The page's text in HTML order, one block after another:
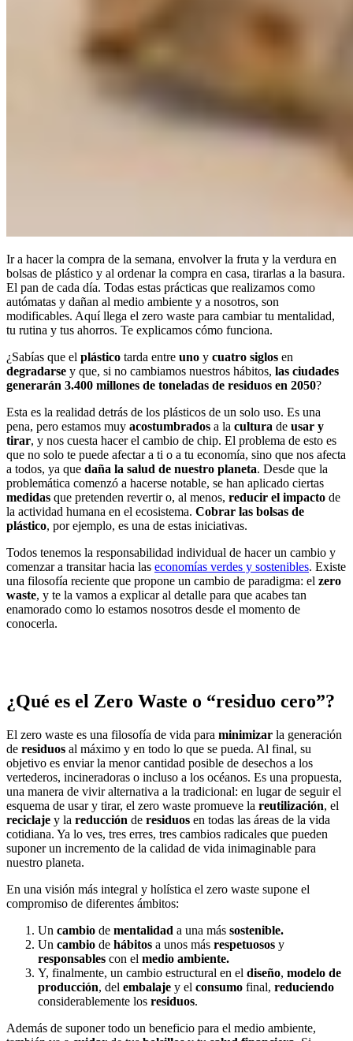
Ir a hacer la compra de la semana, envolver la fruta y la verdura en
bolsas de plástico y al ordenar la compra en casa, tirarlas a la basura.
El pan de cada día. Todas estas prácticas que realizamos como
autómatas y dañan al medio ambiente y a nosotros, son
modificables. Aquí llega el zero waste para cambiar tu mentalidad,
tu rutina y tus ahorros. Te explicamos cómo funciona.
¿Sabías que el plástico tarda entre uno y cuatro siglos en
degradarse y que, si no cambiamos nuestros hábitos, las ciudades
generarán 3.400 millones de toneladas de residuos en 2050?
Esta es la realidad detrás de los plásticos de un solo uso. Es una
pena, pero estamos muy acostumbrados a la cultura de usar y
tirar, y nos cuesta hacer el cambio de chip. El problema de esto es
que no solo te puede afectar a ti o a tu economía, sino que nos afecta
a todos, ya que daña la salud de nuestro planeta. Desde que la
problemática comenzó a hacerse notable, se han aplicado ciertas
medidas que pretenden revertir o, al menos, reducir el impacto de
la actividad humana en el ecosistema. Cobrar las bolsas de
plástico, por ejemplo, es una de estas iniciativas.
Todos tenemos la responsabilidad individual de hacer un cambio y
comenzar a transitar hacia las economías verdes y sostenibles. Existe
una filosofía reciente que propone un cambio de paradigma: el zero
waste, y te la vamos a explicar al detalle para que acabes tan
enamorado como lo estamos nosotros desde el momento de
conocerla.
¿Qué es el Zero Waste o “residuo cero”?
El zero waste es una filosofía de vida para minimizar la generación
de residuos al máximo y en todo lo que se pueda. Al final, su
objetivo es enviar la menor cantidad posible de desechos a los
vertederos, incineradoras o incluso a los océanos. Es una propuesta,
una manera de vivir alternativa a la tradicional: en lugar de seguir el
esquema de usar y tirar, el zero waste promueve la reutilización, el
reciclaje y la reducción de residuos en todas las áreas de la vida
cotidiana. Ya lo ves, tres erres, tres cambios radicales que pueden
suponer un incremento de la calidad de vida inimaginable para
nuestro planeta.
En una visión más integral y holística el zero waste supone el
compromiso de diferentes ámbitos:
Un cambio de mentalidad a una más sostenible.
Un cambio de hábitos a unos más respetuosos y
responsables con el medio ambiente.
Y, finalmente, un cambio estructural en el diseño, modelo de
producción, del embalaje y el consumo final, reduciendo
considerablemente los residuos.
Además de suponer todo un beneficio para el medio ambiente,